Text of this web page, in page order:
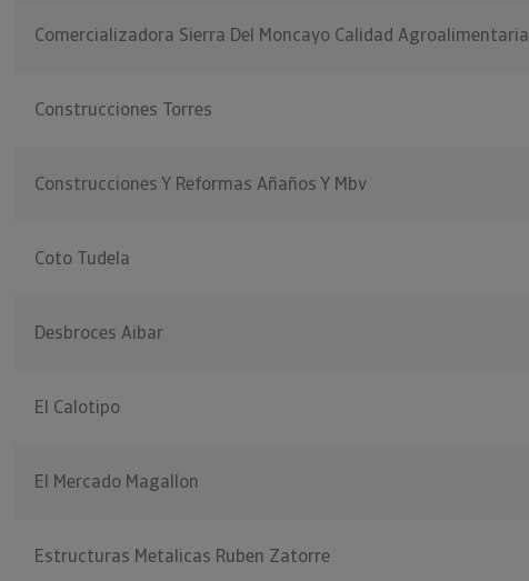
Comercializadora Sierra Del Moncayo Calidad Agroalimentaria
Construcciones Torres
Construcciones Y Reformas Añaños Y Mbv
Coto Tudela
Desbroces Aibar
El Calotipo
El Mercado Magallon
Estructuras Metalicas Ruben Zatorre